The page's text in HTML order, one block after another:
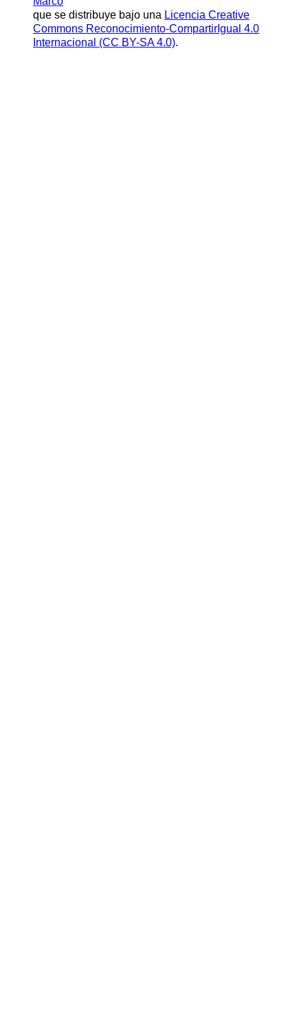
que se distribuye bajo una Licencia Creative
Commons Reconocimiento-CompartirIgual 4.0
Internacional (CC BY-SA 4.0).